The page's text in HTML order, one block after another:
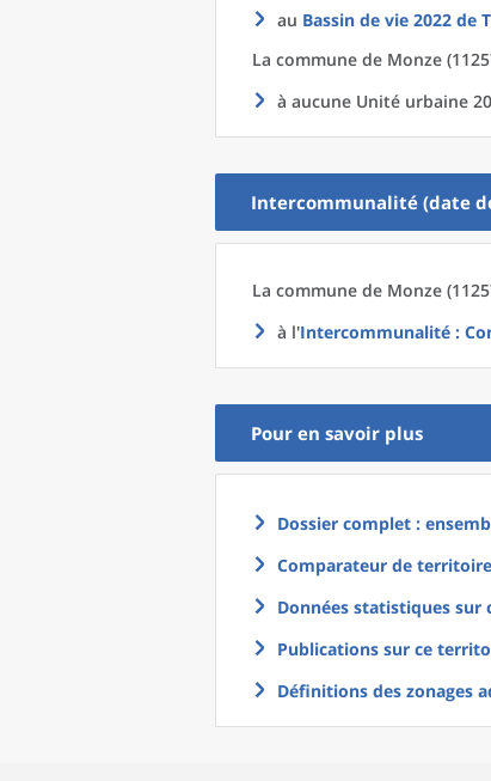
au Bassin de vie 2022 de
La commune de Monze
à aucune Unité urbaine
Intercommunalité (date
La commune de Monze
à l'Intercommunalité :
Pour en savoir plus
Dossier complet :
Comparateur de
Données statistiques sur
Publications sur ce
Définitions des zonages